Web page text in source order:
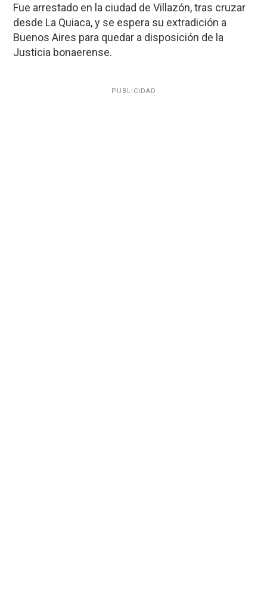
Fue arrestado en la ciudad de Villazón, tras cruzar
desde La Quiaca, y se espera su extradición a
Buenos Aires para quedar a disposición de la
Justicia bonaerense.
PUBLICIDAD